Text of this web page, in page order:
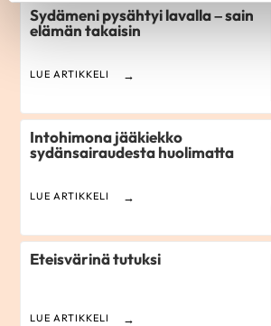
Sydämeni pysähtyi lavalla – sain
elämän takaisin
LUE ARTIKKELI
Intohimona jääkiekko
sydänsairaudesta huolimatta
LUE ARTIKKELI
Eteisvärinä tutuksi
LUE ARTIKKELI